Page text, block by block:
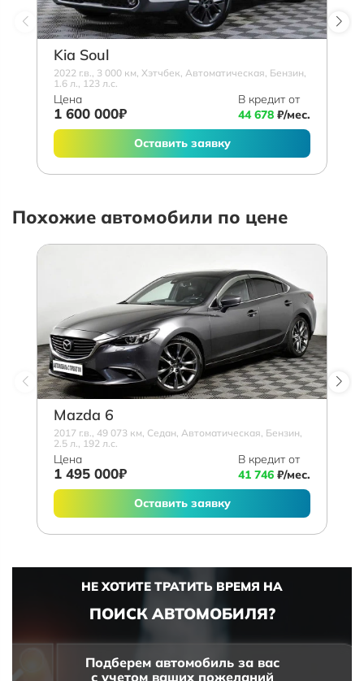
Kia Soul
2022 г.в., 3 000 км, Хэтчбек, Автоматическая, Бензин,
1.6 л., 123 л.с.
Цена
1 600 000₽
В кредит от
44 678 ₽/мес.
Оставить заявку
Похожие автомобили по цене
Mazda 6
2017 г.в., 49 073 км, Седан, Автоматическая, Бензин,
2.5 л., 192 л.с.
Цена
1 495 000₽
В кредит от
41 746 ₽/мес.
Оставить заявку
НЕ ХОТИТЕ ТРАТИТЬ ВРЕМЯ НА
ПОИСК АВТОМОБИЛЯ?
Подберем автомобиль за вас
с учетом ваших пожеланий